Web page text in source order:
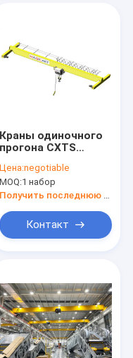
Краны одиночного
прогона CXTS
Цена:negotiable
MOQ:1 набор
Контакт